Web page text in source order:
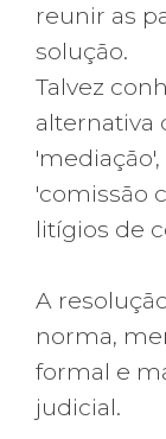
reunir as
solução.
Talvez
alternativa
'comissão
litígios de
A
norma,
formal e
judicial.